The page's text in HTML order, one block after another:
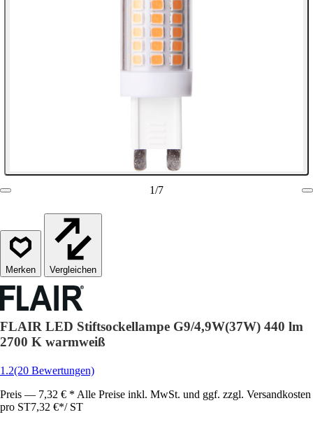
1/7
Vergleichen
FLAIR LED Stiftsockellampe G9/4,9W(37W) 440 lm
2700 K warmweiß
1.2(20 Bewertungen)
Preis — 7,32 € * Alle Preise inkl. MwSt. und ggf. zzgl. Versandkosten
pro ST7,32 €*/ ST